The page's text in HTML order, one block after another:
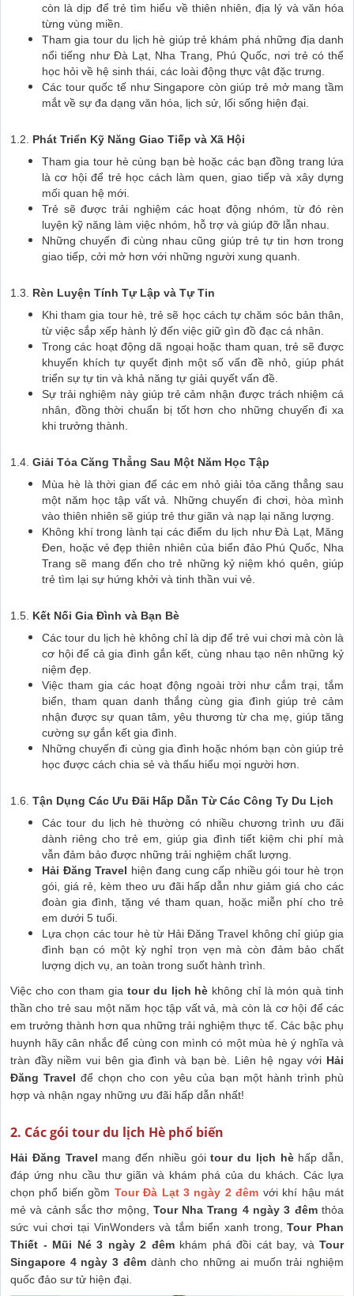
còn là dịp để trẻ tìm hiểu về thiên nhiên, địa lý và văn hóa
từng vùng miền.
Tham gia tour du lịch hè giúp trẻ khám phá những địa danh
nổi tiếng như Đà Lạt, Nha Trang, Phú Quốc, nơi trẻ có thể
học hỏi về hệ sinh thái, các loài động thực vật đặc trưng.
Các tour quốc tế như Singapore còn giúp trẻ mở mang tầm
mắt về sự đa dạng văn hóa, lịch sử, lối sống hiện đại.
1.2. Phát Triển Kỹ Năng Giao Tiếp và Xã Hội
Tham gia tour hè cùng bạn bè hoặc các bạn đồng trang lứa
là cơ hội để trẻ học cách làm quen, giao tiếp và xây dựng
mối quan hệ mới.
Trẻ sẽ được trải nghiệm các hoạt động nhóm, từ đó rèn
luyện kỹ năng làm việc nhóm, hỗ trợ và giúp đỡ lẫn nhau.
Những chuyến đi cùng nhau cũng giúp trẻ tự tin hơn trong
giao tiếp, cởi mở hơn với những người xung quanh.
1.3. Rèn Luyện Tính Tự Lập và Tự Tin
Khi tham gia tour hè, trẻ sẽ học cách tự chăm sóc bản thân,
từ việc sắp xếp hành lý đến việc giữ gìn đồ đạc cá nhân.
Trong các hoạt động dã ngoại hoặc tham quan, trẻ sẽ được
khuyến khích tự quyết định một số vấn đề nhỏ, giúp phát
triển sự tự tin và khả năng tự giải quyết vấn đề.
Sự trải nghiệm này giúp trẻ cảm nhận được trách nhiệm cá
nhân, đồng thời chuẩn bị tốt hơn cho những chuyến đi xa
khi trưởng thành.
1.4. Giải Tỏa Căng Thẳng Sau Một Năm Học Tập
Mùa hè là thời gian để các em nhỏ giải tỏa căng thẳng sau
một năm học tập vất vả. Những chuyến đi chơi, hòa mình
vào thiên nhiên sẽ giúp trẻ thư giãn và nạp lại năng lượng.
Không khí trong lành tại các điểm du lịch như Đà Lạt, Măng
Đen, hoặc vẻ đẹp thiên nhiên của biển đảo Phú Quốc, Nha
Trang sẽ mang đến cho trẻ những kỷ niệm khó quên, giúp
trẻ tìm lại sự hứng khởi và tinh thần vui vẻ.
1.5. Kết Nối Gia Đình và Bạn Bè
Các tour du lịch hè không chỉ là dịp để trẻ vui chơi mà còn là
cơ hội để cả gia đình gắn kết, cùng nhau tạo nên những kỷ
niệm đẹp.
Việc tham gia các hoạt động ngoài trời như cắm trại, tắm
biển, tham quan danh thắng cùng gia đình giúp trẻ cảm
nhận được sự quan tâm, yêu thương từ cha mẹ, giúp tăng
cường sự gắn kết gia đình.
Những chuyến đi cùng gia đình hoặc nhóm bạn còn giúp trẻ
học được cách chia sẻ và thấu hiểu mọi người hơn.
1.6. Tận Dụng Các Ưu Đãi Hấp Dẫn Từ Các Công Ty Du Lịch
Các tour du lịch hè thường có nhiều chương trình ưu đãi
dành riêng cho trẻ em, giúp gia đình tiết kiệm chi phí mà
vẫn đảm bảo được những trải nghiệm chất lượng.
Hải Đăng Travel hiện đang cung cấp nhiều gói tour hè trọn
gói, giá rẻ, kèm theo ưu đãi hấp dẫn như giảm giá cho các
đoàn gia đình, tặng vé tham quan, hoặc miễn phí cho trẻ
em dưới 5 tuổi.
Lựa chọn các tour hè từ Hải Đăng Travel không chỉ giúp gia
đình bạn có một kỳ nghỉ trọn vẹn mà còn đảm bảo chất
lượng dịch vụ, an toàn trong suốt hành trình.
Việc cho con tham gia tour du lịch hè không chỉ là món quà tinh
thần cho trẻ sau một năm học tập vất vả, mà còn là cơ hội để các
em trưởng thành hơn qua những trải nghiệm thực tế. Các bậc phụ
huynh hãy cân nhắc để cùng con mình có một mùa hè ý nghĩa và
tràn đầy niềm vui bên gia đình và bạn bè. Liên hệ ngay với Hải
Đăng Travel để chọn cho con yêu của bạn một hành trình phù
hợp và nhận ngay những ưu đãi hấp dẫn nhất!
2. Các gói tour du lịch Hè phổ biến
Hải Đăng Travel mang đến nhiều góitour du lịch hèhấp dẫn,
đáp ứng nhu cầu thư giãn và khám phá của du khách. Các lựa
chọn phổ biến gồm Tour Đà Lạt 3 ngày 2 đêm với khí hậu mát
mẻ và cảnh sắc thơ mộng, Tour Nha Trang 4 ngày 3 đêmthỏa
sức vui chơi tại VinWonders và tắm biển xanh trong,Tour Phan
Thiết - Mũi Né 3 ngày 2 đêmkhám phá đồi cát bay, và Tour
Singapore 4 ngày 3 đêmdành cho những ai muốn trải nghiệm
quốc đảo sư tử hiện đại.